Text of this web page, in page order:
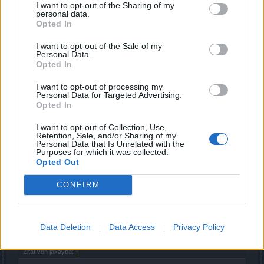
I want to opt-out of the Sharing of my
personal data.
Opted In
I want to opt-out of the Sale of my
Personal Data.
Opted In
I want to opt-out of processing my
Personal Data for Targeted Advertising.
Opted In
I want to opt-out of Collection, Use,
Retention, Sale, and/or Sharing of my
Personal Data that Is Unrelated with the
Purposes for which it was collected.
Opted Out
CONFIRM
Data Deletion Data Access Privacy Policy
letzte Schlamm liegt, auf Skillbar 1 zurückzuswitchen, um
den Rundumschlag wieder nutzen zu können.
Die Skillung 1 (+ Skillbar 1) nehme ich auch, wenn ich solo
nen Boss mache, war bisher zu faul, mir da was neues
auszudenken, geht auch so.
Skillung 2 ist ne Blitzskillung, an der ich noch hier und da
ein wenig feile und die ich für Bossruns in Grp nehme. Die
Skillbaum bepunktet. Für die nehme ich Skillbar 3.
Zuletzt bearbeitet:
8 Februar 2022
8 Februar 2022
Zitat von jakayba:↑